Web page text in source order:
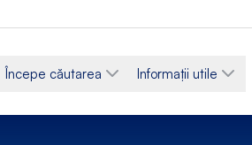
Începe căutarea Informații utile